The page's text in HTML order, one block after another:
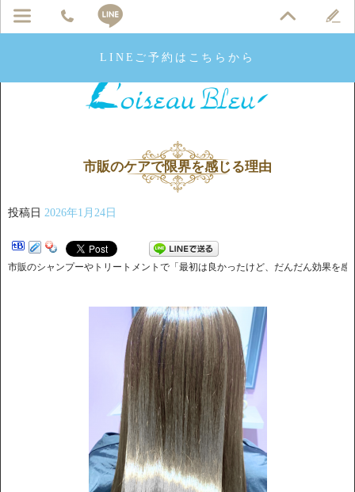
LINEご予約はこちらから
市販のケアで限界を感じる理由
投稿日 2026年1月24日